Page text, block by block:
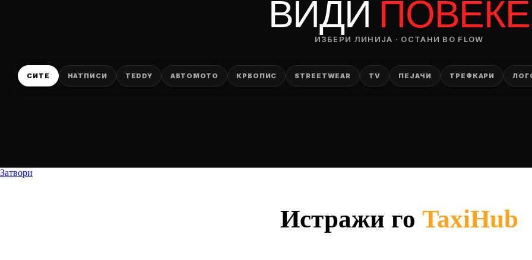
ИЗБЕРИ ЛИНИЈА · ОСТАНИ ВО FLOW
СИТЕ НАТПИСИ TEDDY АВТОМОТО КРВОПИС STREETWEAR TV ПЕЈАЧИ ТРЕФКАРИ
— ден
ИЗБЕРИ ОПЦИЈА
ПЛАТИ ПРИ ДОСТАВА ВО КЕШ
Затвори
Истражи го TaxiHub